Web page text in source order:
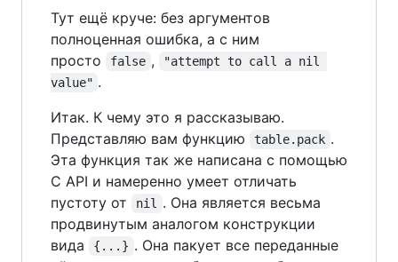
Тут ещё круче: без аргументов
полноценная ошибка, а с ним
просто
false ,
"attempt to call a nil
value" .
Итак. К чему это я рассказываю.
Представляю вам функцию
table.pack .
Эта функция так же написана с помощью
C API и намеренно умеет отличать
пустоту от
nil
. Она является весьма
продвинутым аналогом конструкции
вида
{...} . Она пакует все переданные